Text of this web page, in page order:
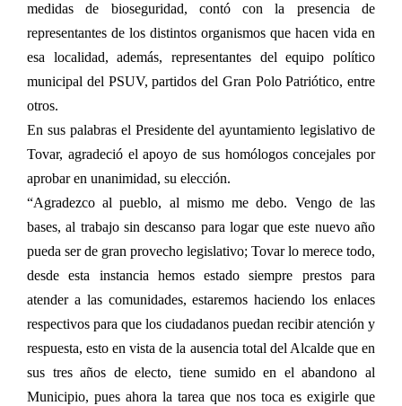
medidas de bioseguridad, contó con la presencia de
representantes de los distintos organismos que hacen vida en
esa localidad, además, representantes del equipo político
municipal del PSUV, partidos del Gran Polo Patriótico, entre
otros.
En sus palabras el Presidente del ayuntamiento legislativo de
Tovar, agradeció el apoyo de sus homólogos concejales por
aprobar en unanimidad, su elección.
“Agradezco al pueblo, al mismo me debo. Vengo de las
bases, al trabajo sin descanso para logar que este nuevo año
pueda ser de gran provecho legislativo; Tovar lo merece todo,
desde esta instancia hemos estado siempre prestos para
atender a las comunidades, estaremos haciendo los enlaces
respectivos para que los ciudadanos puedan recibir atención y
respuesta, esto en vista de la ausencia total del Alcalde que en
sus tres años de electo, tiene sumido en el abandono al
Municipio, pues ahora la tarea que nos toca es exigirle que